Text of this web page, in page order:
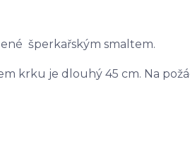
šperkařským smaltem.
krku je dlouhý 45 cm. Na